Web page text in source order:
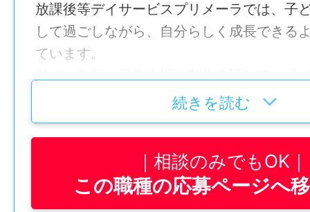
JKSS-001
仕事内容変更の可能性：なし
就業場所
〒892-0811 鹿児島県鹿児島市玉里団地2
後等デイサービスプリメーラ」
最寄り駅：市バス 坂元台小学校前バス停
勤務地変更の可能性：なし
常活動のサポートを行います。
一人ひとりの身体の使い方や発達段階を見
ない支援を行っていきます。
・機能訓練
・日々の活動の見守り
放課後等デイサービスプリメーラでは、子
して過ごしながら、自分らしく成長できる
ています。
遊び・学習・日常生活の動作を通して、「
う経験を増やしていける仕事です。
────────────────
＼子どもたちの“生活する力”を育てる仕事／
作業療法士（正社員）を大募集！
続きを読む
相談のみでもOK
この職種の応募ページへ